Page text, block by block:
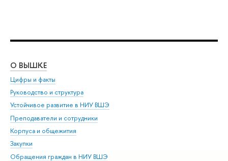
О ВЫШКЕ
Цифры и факты
Руководство и структура
Устойчивое развитие в НИУ ВШЭ
Преподаватели и сотрудники
Корпуса и общежития
Закупки
Обращения граждан в НИУ ВШЭ